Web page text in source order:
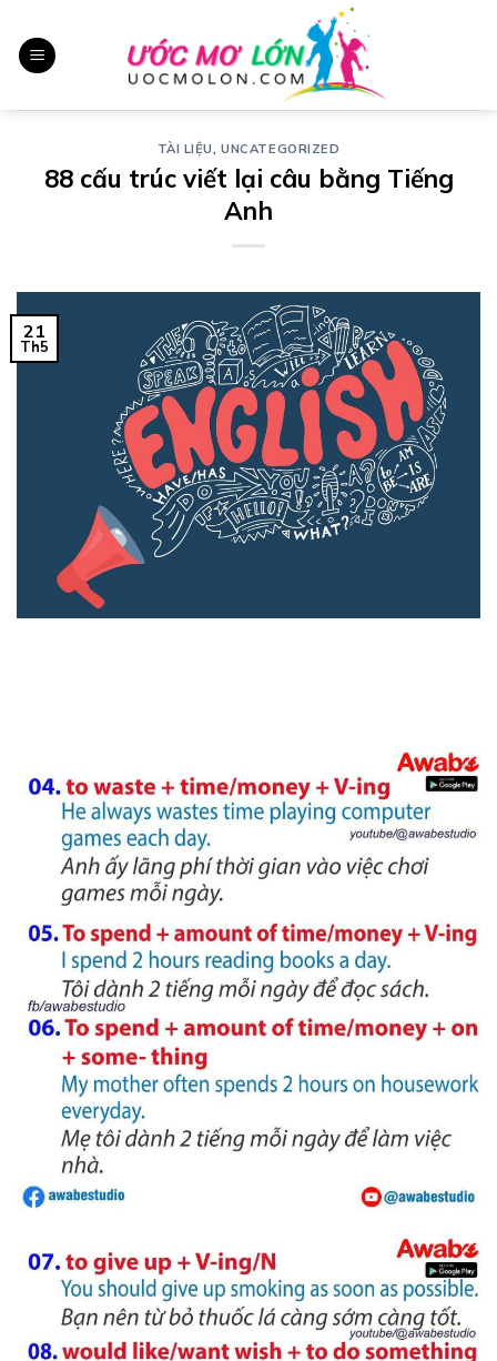
đến
nội
TÀI LIỆU,UNCATEGORIZED
88 cấu trúc viết lại câu bằng Tiếng
Anh
21
Th5